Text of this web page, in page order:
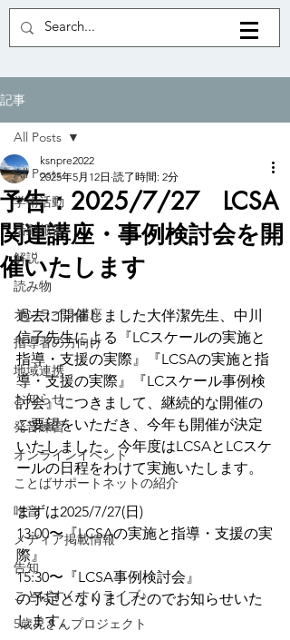
記事
All Posts
学術活動
活動報告
解説
読み物
オンライン講座
指導者の方向け
地域連携
お知らせ
発音練習
オンラインイベント
ことばサポートネットの紹介
吃音
メディア掲載情報
告知
ことばすくすくライブ♪
5歳児さんプロジェクト
All Posts
予告：2025/7/27 LCSA
関連講座・事例検討会を開
催いたします
ksnpre2022
2025年5月12日 読了時間: 2分
過去に開催しました大伴潔先生、中川
信子先生による『LCスケールの実施と
指導・支援の実際』『LCSAの実施と指
導・支援の実際』『LCスケール事例検
討会』につきまして、継続的な開催の
ご要望をいただき、今年も開催が決定
いたしました。今年度はLCSAとLCスケ
ールの日程をわけて実施いたします。
まずは2025/7/27(日)
13:00〜『LCSAの実施と指導・支援の実
際』
15:30〜『LCSA事例検討会』
の予定となりましたのでお知らせいた
します。